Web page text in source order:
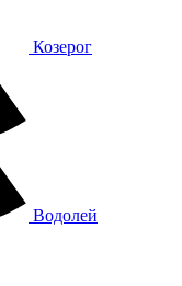
Козерог
Водолей